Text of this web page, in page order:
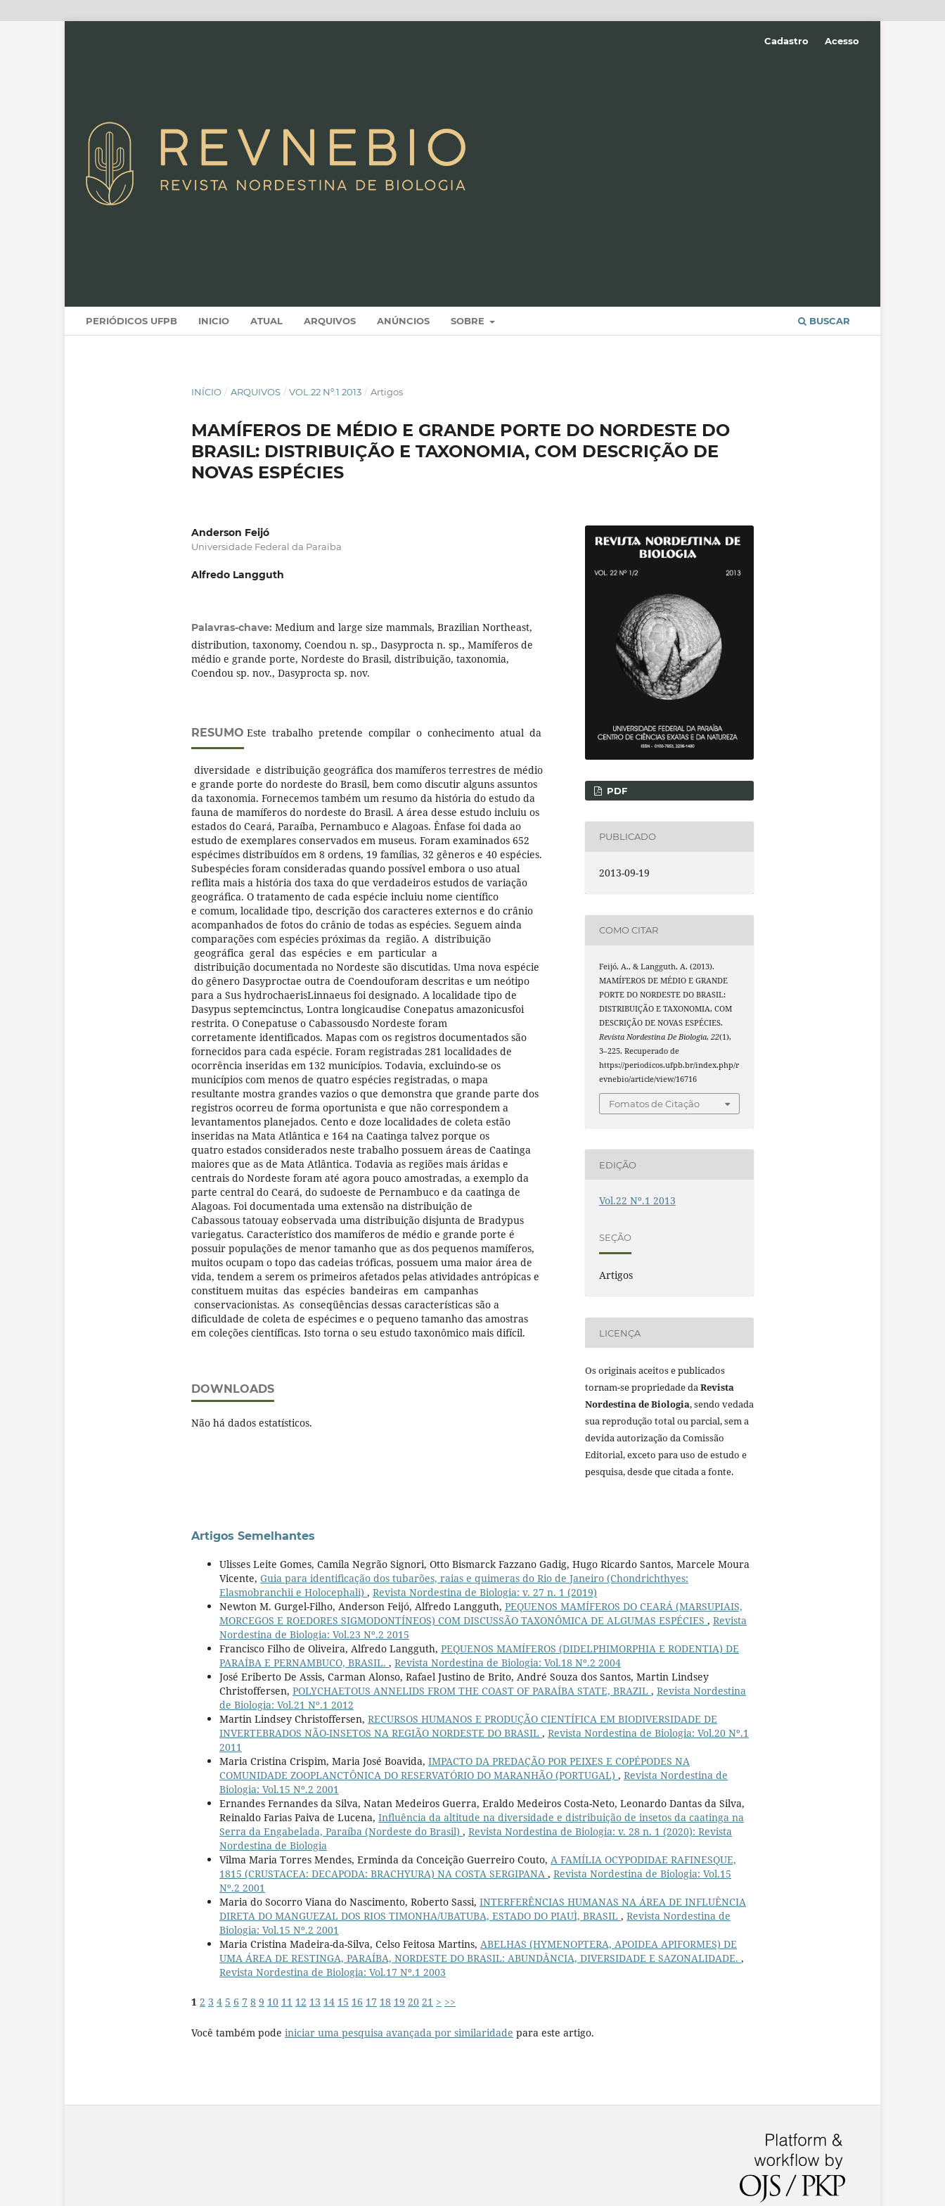
PERIÓDICOS UFPB INICIO ATUAL ARQUIVOS ANÚNCIOS SOBRE BUSCAR
Cadastro Acesso
INÍCIO / ARQUIVOS / VOL.22 Nº.1 2013 / Artigos
MAMÍFEROS DE MÉDIO E GRANDE PORTE DO NORDESTE DO
BRASIL: DISTRIBUIÇÃO E TAXONOMIA, COM DESCRIÇÃO DE
NOVAS ESPÉCIES
Anderson Feijó
Universidade Federal da Paraíba
Alfredo Langguth
Palavras-chave: Medium and large size mammals, Brazilian Northeast,
distribution, taxonomy, Coendou n. sp., Dasyprocta n. sp., Mamíferos de
médio e grande porte, Nordeste do Brasil, distribuição, taxonomia,
Coendou sp. nov., Dasyprocta sp. nov.
RESUMO Este trabalho pretende compilar o conhecimento atual da
diversidade e distribuição geográfica dos mamíferos terrestres de médio
e grande porte do nordeste do Brasil, bem como discutir alguns assuntos
da taxonomia. Fornecemos também um resumo da história do estudo da
fauna de mamíferos do nordeste do Brasil. A área desse estudo incluiu os
estados do Ceará, Paraíba, Pernambuco e Alagoas. Ênfase foi dada ao
estudo de exemplares conservados em museus. Foram examinados 652
espécimes distribuídos em 8 ordens, 19 famílias, 32 gêneros e 40 espécies.
Subespécies foram consideradas quando possível embora o uso atual
reflita mais a história dos taxa do que verdadeiros estudos de variação
geográfica. O tratamento de cada espécie incluiu nome científico
e comum, localidade tipo, descrição dos caracteres externos e do crânio
acompanhados de fotos do crânio de todas as espécies. Seguem ainda
comparações com espécies próximas da região. A distribuição
geográfica geral das espécies e em particular a
distribuição documentada no Nordeste são discutidas. Uma nova espécie
do gênero Dasyproctae outra de Coendouforam descritas e um neótipo
para a Sus hydrochaerisLinnaeus foi designado. A localidade tipo de
Dasypus septemcinctus, Lontra longicaudise Conepatus amazonicusfoi
restrita. O Conepatuse o Cabassousdo Nordeste foram
corretamente identificados. Mapas com os registros documentados são
fornecidos para cada espécie. Foram registradas 281 localidades de
ocorrência inseridas em 132 municípios. Todavia, excluindo-se os
municípios com menos de quatro espécies registradas, o mapa
resultante mostra grandes vazios o que demonstra que grande parte dos
registros ocorreu de forma oportunista e que não correspondem a
levantamentos planejados. Cento e doze localidades de coleta estão
inseridas na Mata Atlântica e 164 na Caatinga talvez porque os
quatro estados considerados neste trabalho possuem áreas de Caatinga
maiores que as de Mata Atlântica. Todavia as regiões mais áridas e
centrais do Nordeste foram até agora pouco amostradas, a exemplo da
parte central do Ceará, do sudoeste de Pernambuco e da caatinga de
Alagoas. Foi documentada uma extensão na distribuição de
Cabassous tatouay eobservada uma distribuição disjunta de Bradypus
variegatus. Característico dos mamíferos de médio e grande porte é
possuir populações de menor tamanho que as dos pequenos mamíferos,
muitos ocupam o topo das cadeias tróficas, possuem uma maior área de
vida, tendem a serem os primeiros afetados pelas atividades antrópicas e
constituem muitas das espécies bandeiras em campanhas
conservacionistas. As conseqüências dessas características são a
dificuldade de coleta de espécimes e o pequeno tamanho das amostras
em coleções científicas. Isto torna o seu estudo taxonômico mais difícil.
DOWNLOADS
Não há dados estatísticos.
PDF
PUBLICADO
2013-09-19
COMO CITAR
Feijó, A., & Langguth, A. (2013).
MAMÍFEROS DE MÉDIO E GRANDE
PORTE DO NORDESTE DO BRASIL:
DISTRIBUIÇÃO E TAXONOMIA, COM
DESCRIÇÃO DE NOVAS ESPÉCIES.
Revista Nordestina De Biologia,22(1),
3–225. Recuperado de
https://periodicos.ufpb.br/index.php/r
evnebio/article/view/16716
Fomatos de Citação
EDIÇÃO
Vol.22 Nº.1 2013
SEÇÃO
Artigos
LICENÇA
Os originais aceitos e publicados
tornam-se propriedade daRevista
Nordestina de Biologia, sendo vedada
sua reprodução total ou parcial, sem a
devida autorização da Comissão
Editorial, exceto para uso de estudo e
pesquisa, desde que citada a fonte.
Artigos Semelhantes
Ulisses Leite Gomes, Camila Negrão Signori, Otto Bismarck Fazzano Gadig, Hugo Ricardo Santos, Marcele Moura
Vicente, Guia para identificação dos tubarões, raias e quimeras do Rio de Janeiro (Chondrichthyes:
Elasmobranchii e Holocephali) , Revista Nordestina de Biologia: v. 27 n. 1 (2019)
Newton M. Gurgel-Filho, Anderson Feijó, Alfredo Langguth, PEQUENOS MAMÍFEROS DO CEARÁ (MARSUPIAIS,
MORCEGOS E ROEDORES SIGMODONTÍNEOS) COM DISCUSSÃO TAXONÔMICA DE ALGUMAS ESPÉCIES , Revista
Nordestina de Biologia: Vol.23 Nº.2 2015
Francisco Filho de Oliveira, Alfredo Langguth, PEQUENOS MAMÍFEROS (DIDELPHIMORPHIA E RODENTIA) DE
PARAÍBA E PERNAMBUCO, BRASIL. , Revista Nordestina de Biologia: Vol.18 Nº.2 2004
José Eriberto De Assis, Carman Alonso, Rafael Justino de Brito, André Souza dos Santos, Martin Lindsey
Christoffersen, POLYCHAETOUS ANNELIDS FROM THE COAST OF PARAÍBA STATE, BRAZIL , Revista Nordestina
de Biologia: Vol.21 Nº.1 2012
Martin Lindsey Christoffersen, RECURSOS HUMANOS E PRODUÇÃO CIENTÍFICA EM BIODIVERSIDADE DE
INVERTEBRADOS NÃO-INSETOS NA REGIÃO NORDESTE DO BRASIL , Revista Nordestina de Biologia: Vol.20 Nº.1
2011
Maria Cristina Crispim, Maria José Boavida, IMPACTO DA PREDAÇÃO POR PEIXES E COPÉPODES NA
COMUNIDADE ZOOPLANCTÔNICA DO RESERVATÓRIO DO MARANHÃO (PORTUGAL) , Revista Nordestina de
Biologia: Vol.15 Nº.2 2001
Ernandes Fernandes da Silva, Natan Medeiros Guerra, Eraldo Medeiros Costa-Neto, Leonardo Dantas da Silva,
Reinaldo Farias Paiva de Lucena, Influência da altitude na diversidade e distribuição de insetos da caatinga na
Serra da Engabelada, Paraíba (Nordeste do Brasil) , Revista Nordestina de Biologia: v. 28 n. 1 (2020): Revista
Nordestina de Biologia
Vilma Maria Torres Mendes, Erminda da Conceição Guerreiro Couto, A FAMÍLIA OCYPODIDAE RAFINESQUE,
1815 (CRUSTACEA: DECAPODA: BRACHYURA) NA COSTA SERGIPANA , Revista Nordestina de Biologia: Vol.15
Nº.2 2001
Maria do Socorro Viana do Nascimento, Roberto Sassi, INTERFERÊNCIAS HUMANAS NA ÁREA DE INFLUÊNCIA
DIRETA DO MANGUEZAL DOS RIOS TIMONHA/UBATUBA, ESTADO DO PIAUÌ, BRASIL , Revista Nordestina de
Biologia: Vol.15 Nº.2 2001
Maria Cristina Madeira-da-Silva, Celso Feitosa Martins, ABELHAS (HYMENOPTERA, APOIDEA APIFORMES) DE
UMA ÁREA DE RESTINGA, PARAÍBA, NORDESTE DO BRASIL: ABUNDÂNCIA, DIVERSIDADE E SAZONALIDADE. ,
Revista Nordestina de Biologia: Vol.17 Nº.1 2003
1 2 3 4 5 6 7 8 9 10 11 12 13 14 15 16 17 18 19 20 21 > >>
Você também pode iniciar uma pesquisa avançada por similaridade para este artigo.